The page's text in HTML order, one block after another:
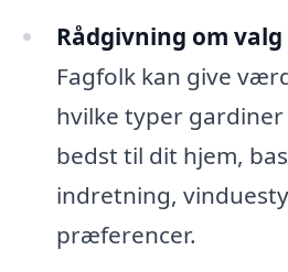
Rådgivning om
Fagfolk kan give
hvilke typer gardiner
bedst til dit hjem,
indretning,
præferencer.